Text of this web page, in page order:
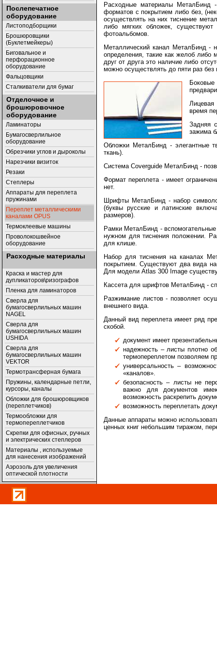
Послепечатное
оборудование
Листоподборщики
Брошюровщики
(Буклетмейкеры)
Биговальное и
перфорационное
оборудование
Фальцовщики
Сталкиватели для бумаг
Отделочное и
брошюровочное
оборудование
Ламинаторы
Бумагосверлильное
оборудование
Обрезчики углов и дыроколы
Нарезчики визиток
Резаки
Степлеры
Аппараты для переплета
пружинами
Переплет металлическими
каналами OPUS
Термоклеевые машины
Проволокошвейное
оборудование
Расходные материалы
Краска и мастер для
дупликаторов\ризографов
Пленка для ламинаторов
Сверла для
бумагосверлильных машин
NAGEL
Сверла для
бумагосверлильных машин
USHIDA
Cверла для
бумагосверлильных машин
VEKTOR
Термотрансферная бумага
Пружины, календарные петли,
курсоры, каналы
Обложки для брошюровщиков
(переплетчиков)
Термообложки для
термопереплетчиков
Скрепки для офисных, ручных
и электрических степлеров
Материалы , используемые
для нанесения изображений
Аэрозоль для увеличения
оптической плотности
Расходные материалы МеталБинд
форматов с покрытием либо без,
осуществлять на них тиснение
либо мягких обложек,
фотоальбомов.
Металлический канал МеталБинд -
определения, такие как желоб либо
друг от друга это наличие либо
можно осуществлять до пяти раз без
Боковые
время
Задняя
зажима
Обложки МеталБинд - элегантные
ткань).
Система Coverguide МеталБинд -
Формат переплета - имеет
нет.
Шрифты МеталБинд - набор
(буквы русские и латинские
размеров).
Рамки МеталБинд -
нужном для тиснения положении.
для клише.
Набор для тиснения на каналах
покрытием. Существуют два вида
Для модели Atlas 300 Image
Кассета для шрифтов МеталБинд -
Разжимание листов - позволяет
внешнего вида.
Данный вид переплета имеет ряд
скобой.
документ имеет
надежность – листы плотно
термопереплетом позволяем
универсальность –
«каналов».
безопасность – листы не
важно для документов
возможность раскрепить
возможность переплетать
Данные аппараты можно
ценных книг небольшим тиражом,